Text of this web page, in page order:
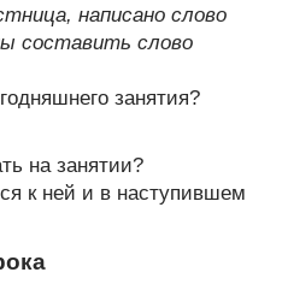
написано слово
составить слово
занятия?
на занятии?
к ней и в наступившем